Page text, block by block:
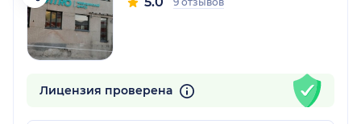
Лицензия проверена